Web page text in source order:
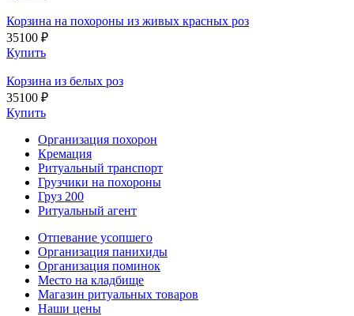
Корзина на похороны из живых красных роз
35100 ₽
Купить
Корзина из белых роз
35100 ₽
Купить
Организация похорон
Кремация
Ритуальный транспорт
Грузчики на похороны
Груз 200
Ритуальный агент
Отпевание усопшего
Организация панихиды
Организация поминок
Место на кладбище
Магазин ритуальных товаров
Наши цены